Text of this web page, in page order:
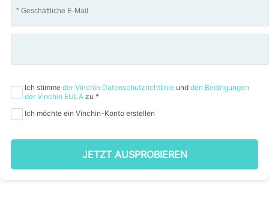
Ich stimme der Vinchin Datenschutzrichtlinie und den Bedingungen
der Vinchin EULA zu *
Ich möchte ein Vinchin-Konto erstellen
JETZT AUSPROBIEREN